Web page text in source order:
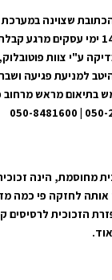
שצוינה במערכת
אלייך באמצעות שליח עד 14 ימי
ע"י צוות
למניעת פגיעה
מחוסמת, הינה
אותה לחזקה פי כמה
הזכוכית לרסיסים